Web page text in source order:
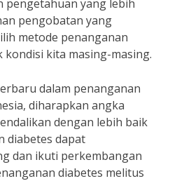
pengetahuan yang lebih
pengobatan yang
metode penanganan
kita masing-masing.
dalam penanganan
diharapkan angka
dengan lebih baik
diabetes dapat
dan ikuti perkembangan
diabetes melitus